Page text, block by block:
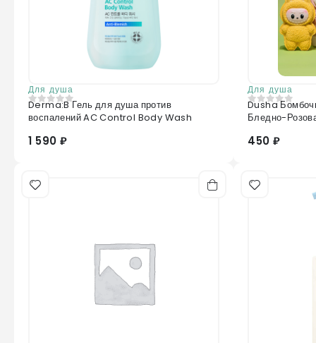
Для душа
0 из 5
Derma:B Гель для душа против
воспалений AC Control Body Wash
1 590 ₽
Для душа
0 из 5
Dusha
Бледно-
450 ₽